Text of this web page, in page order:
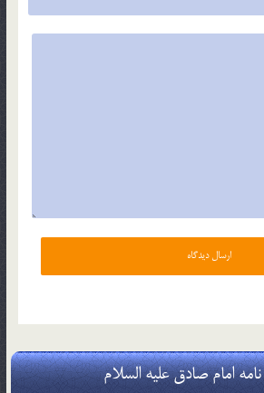
امام صادق علیه السلام